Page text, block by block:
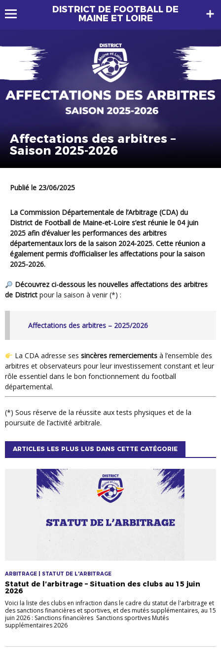
DISTRICT DE FOOTBALL DE
MAINE ET LOIRE
Affectations des arbitres –
Saison 2025-2026
Publié le 23/06/2025
La Commission Départementale de l’Arbitrage (CDA) du
District de Football de Maine-et-Loire s’est réunie le 04 juin
2025 afin d’évaluer les performances des arbitres
départementaux lors de la saison 2024-2025. Cette réunion a
également permis d’officialiser les affectations pour la saison
2025-2026.
Découvrez ci-dessous les nouvelles affectations des arbitres
de District pour la saison à venir (*) :
Affectations des arbitres – 2025/2026
La CDA adresse ses sincères remerciementsà l’ensemble des
arbitres et observateurs pour leur investissement constant et leur
rôle essentiel dans le bon fonctionnement du football
départemental.
(*) Sous réserve de la réussite aux tests physiques et de la
poursuite de l’activité arbitrale.
ARTICLES LES PLUS LUS DANS CETTE CATÉGORIE
ARBITRAGE | STATUT DE L'ARBITRAGE
Statut de l’arbitrage – Situation des clubs au 15 juin
2026
Voici la liste des clubs en infraction dans le cadre du statut de l'arbitrage et
des sanctions financières et sportives, et des mutés supplémentaires, au 15
juin 2026 : Sanctions financières Sanctions sportives Mutés
supplémentaires 2026